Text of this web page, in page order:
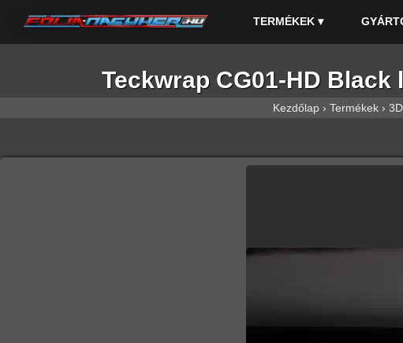
TERMÉKEK ▾
Teckwrap CG01-HD
Kezdőlap › Termékek ›